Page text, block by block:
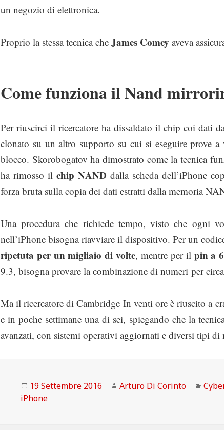
un negozio di elettronica.
Proprio la stessa tecnica che James Comey aveva
Come funziona il Nand
Per riuscirci il ricercatore ha dissaldato il chip coi dati
clonato su un altro supporto su cui si eseguire prove
blocco. Skorobogatov ha dimostrato come la tecnica
ha rimosso il chip NAND dalla scheda dell’iPhone
forza bruta sulla copia dei dati estratti dalla memoria
Una procedura che richiede tempo, visto che ogni
nell’iPhone bisogna riavviare il dispositivo. Per un
ripetuta per un migliaio di volte, mentre per il pin a
9.3, bisogna provare la combinazione di numeri per circa
Ma il ricercatore di Cambridge In venti ore è riuscito a
e in poche settimane una di sei, spiegando che la
avanzati, con sistemi operativi aggiornati e diversi tipi di
Scritto
il
19 Settembre 2016 Autore
Arturo Di Corinto
iPhone